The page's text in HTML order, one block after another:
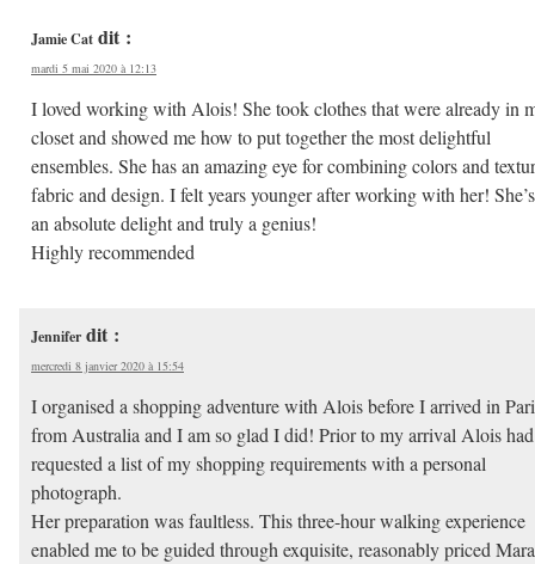
Jamie Cat dit :
mardi 5 mai 2020 à 12:13
I loved working with Alois! She took clothes that were already in
closet and showed me how to put together the most delightful
ensembles. She has an amazing eye for combining colors and
fabric and design. I felt years younger after working with her! She’s
an absolute delight and truly a genius!
Highly recommended
Jennifer dit :
mercredi 8 janvier 2020 à 15:54
I organised a shopping adventure with Alois before I arrived in
from Australia and I am so glad I did! Prior to my arrival Alois had
requested a list of my shopping requirements with a personal
photograph.
Her preparation was faultless. This three-hour walking experience
enabled me to be guided through exquisite, reasonably priced